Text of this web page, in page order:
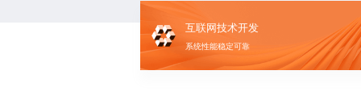
互联网技术开发
系统性能稳定可靠